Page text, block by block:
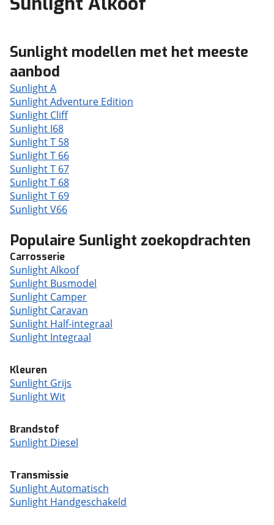
Sunlight modellen met het meeste
aanbod
Sunlight A
Sunlight Adventure Edition
Sunlight Cliff
Sunlight I68
Sunlight T 58
Sunlight T 66
Sunlight T 67
Sunlight T 68
Sunlight T 69
Sunlight V66
Populaire Sunlight zoekopdrachten
Carrosserie
Sunlight Alkoof
Sunlight Busmodel
Sunlight Camper
Sunlight Caravan
Sunlight Half-integraal
Sunlight Integraal
Kleuren
Sunlight Grijs
Sunlight Wit
Brandstof
Sunlight Diesel
Transmissie
Sunlight Automatisch
Sunlight Handgeschakeld